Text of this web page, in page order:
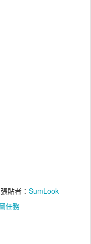
張貼者： SumLook
任務